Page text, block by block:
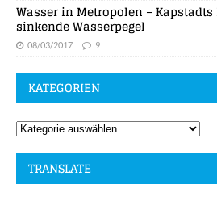
Wasser in Metropolen – Kapstadts
sinkende Wasserpegel
08/03/2017 9
KATEGORIEN
TRANSLATE